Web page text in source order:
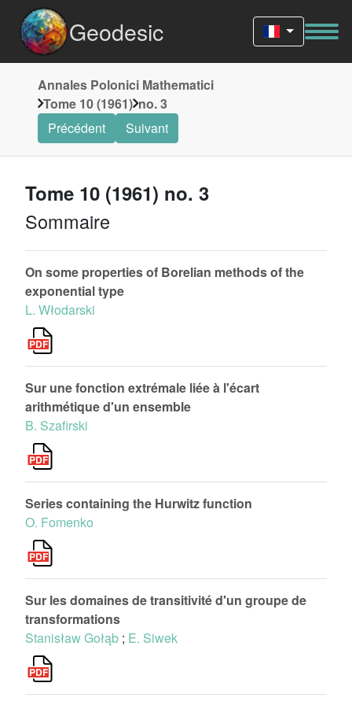
Geodesic
Annales Polonici Mathematici
Tome 10 (1961) no. 3
Précédent
Suivant
Tome 10 (1961) no. 3
Sommaire
On some properties of Borelian methods of the
exponential type
L. Włodarski
Sur une fonction extrémale liée à l'écart
arithmétique d'un ensemble
B. Szafirski
Series containing the Hurwitz function
O. Fomenko
Sur les domaines de transitivité d'un groupe de
transformations
Stanisław Gołąb ; E. Siwek